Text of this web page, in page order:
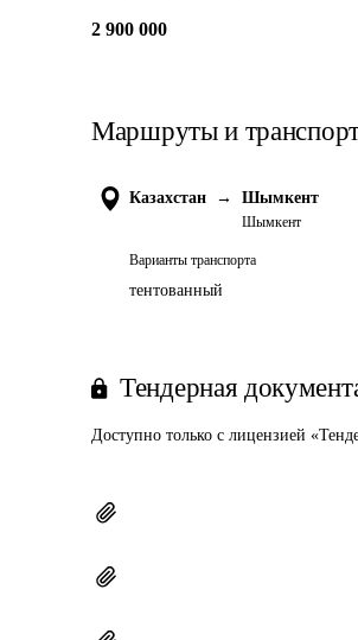
2 900 000
Маршруты и
Казахстан → Шымкент
Шымкент
Варианты транспорта
тентованный
Тендерная
Доступно только с лицензией